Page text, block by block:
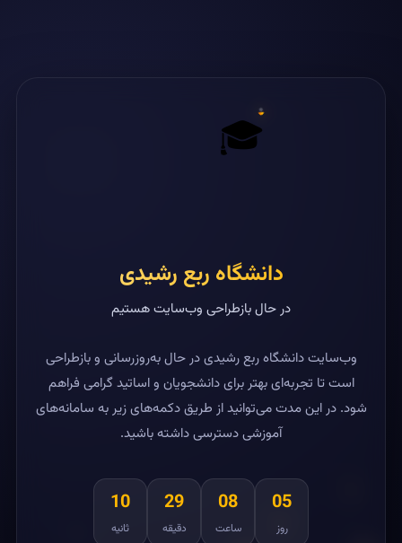
🎓
دانشگاه ربع رشیدی
در حال بازطراحی وب‌سایت هستیم
وب‌سایت دانشگاه ربع رشیدی در حال به‌روزرسانی و بازطراحی
است تا تجربه‌ای بهتر برای دانشجویان و اساتید گرامی فراهم
شود. در این مدت می‌توانید از طریق دکمه‌های زیر به سامانه‌های
آموزشی دسترسی داشته باشید.
05
روز
08
ساعت
29
دقیقه
10
ثانیه